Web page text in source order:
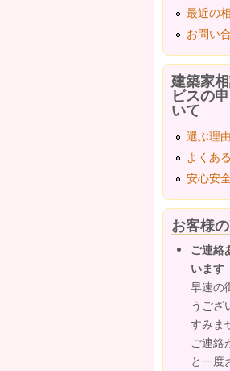
最近の
お問い
建築家
ビスの
いて
選ぶ理由
よくあ
安心安
お客様
ご連絡
います
早速の
うござ
すみま
ご連絡
と一度